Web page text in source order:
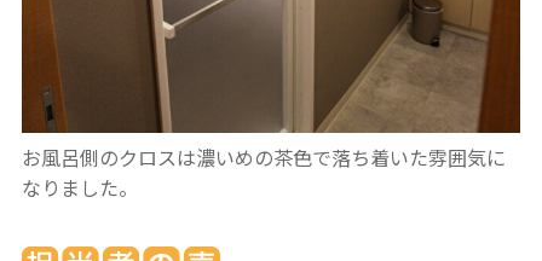
お風呂側のクロスは濃いめの茶色で落ち着いた雰囲気に
なりました。